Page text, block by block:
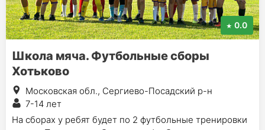
0.0
Школа мяча. Футбольные сборы
Хотьково
Московская обл., Сергиево-Посадский р-н
7-14 лет
На сборах у ребят будет по 2 футбольные тренировки